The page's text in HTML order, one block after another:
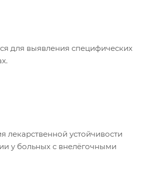
для выявления специфических
лекарственной устойчивости
у больных с внелёгочными